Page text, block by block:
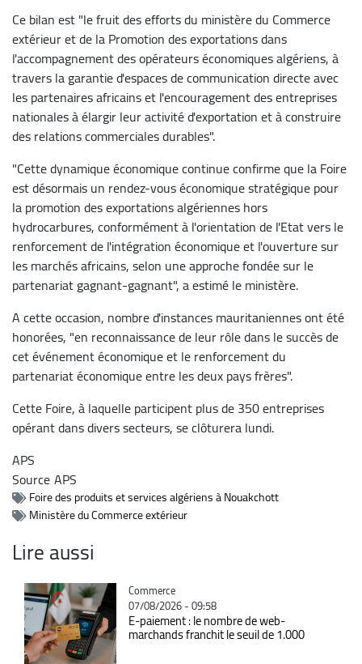
Ce bilan est "le fruit des efforts du ministère du Commerce
extérieur et de la Promotion des exportations dans
l'accompagnement des opérateurs économiques algériens, à
travers la garantie d'espaces de communication directe avec
les partenaires africains et l'encouragement des entreprises
nationales à élargir leur activité d'exportation et à construire
des relations commerciales durables".
"Cette dynamique économique continue confirme que la Foire
est désormais un rendez-vous économique stratégique pour
la promotion des exportations algériennes hors
hydrocarbures, conformément à l'orientation de l'Etat vers le
renforcement de l'intégration économique et l'ouverture sur
les marchés africains, selon une approche fondée sur le
partenariat gagnant-gagnant", a estimé le ministère.
A cette occasion, nombre d'instances mauritaniennes ont été
honorées, "en reconnaissance de leur rôle dans le succès de
cet événement économique et le renforcement du
partenariat économique entre les deux pays frères".
Cette Foire, à laquelle participent plus de 350 entreprises
opérant dans divers secteurs, se clôturera lundi.
APS
SourceAPS
Foire des produits et services algériens à Nouakchott
Ministère du Commerce extérieur
Lire aussi
Catégorie
Commerce
07/08/2026 - 09:58
E-paiement : le nombre de web-
marchands franchit le seuil de 1.000